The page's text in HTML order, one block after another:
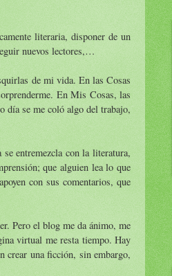
literaria, disponer de un
nuevos lectores,…
de mi vida. En las Cosas
En Mis Cosas, las
día se me coló algo del trabajo,
entremezcla con la literatura,
que alguien lea lo que
con sus comentarios, que
Pero el blog me da ánimo, me
virtual me resta tiempo. Hay
crear una ficción, sin embargo,